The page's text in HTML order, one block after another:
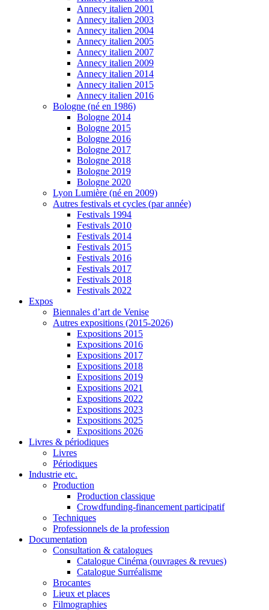
Annecy italien 2001
Annecy italien 2003
Annecy italien 2004
Annecy italien 2005
Annecy italien 2007
Annecy italien 2009
Annecy italien 2014
Annecy italien 2015
Annecy italien 2016
Bologne (né en 1986)
Bologne 2014
Bologne 2015
Bologne 2016
Bologne 2017
Bologne 2018
Bologne 2019
Bologne 2020
Lyon Lumière (né en 2009)
Autres festivals et cycles (par année)
Festivals 1994
Festivals 2010
Festivals 2014
Festivals 2015
Festivals 2016
Festivals 2017
Festivals 2018
Festivals 2022
Expos
Biennales d’art de Venise
Autres expositions (2015-2026)
Expositions 2015
Expositions 2016
Expositions 2017
Expositions 2018
Expositions 2019
Expositions 2021
Expositions 2022
Expositions 2023
Expositions 2025
Expositions 2026
Livres & périodiques
Livres
Périodiques
Industrie etc.
Production
Production classique
Crowdfunding-financement participatif
Techniques
Professionnels de la profession
Documentation
Consultation & catalogues
Catalogue Cinéma (ouvrages & revues)
Catalogue Surréalisme
Brocantes
Lieux et places
Filmographies